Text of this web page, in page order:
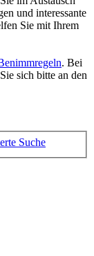
und interessante
Sie mit Ihrem
. Bei
sich bitte an den
Suche